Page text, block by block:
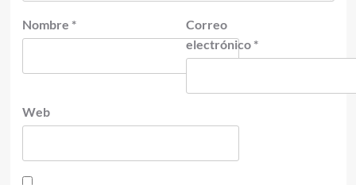
Nombre *
Correo
electrónico *
Web